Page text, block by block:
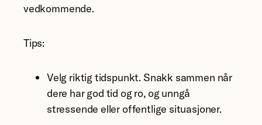
vedkommende.
Tips:
Velg riktig tidspunkt. Snakk sammen når
dere har god tid og ro, og unngå
stressende eller offentlige situasjoner.